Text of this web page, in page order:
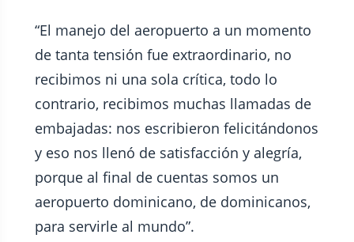
“El manejo del aeropuerto a un momento
de tanta tensión fue extraordinario, no
recibimos ni una sola crítica, todo lo
contrario, recibimos muchas llamadas de
embajadas: nos escribieron felicitándonos
y eso nos llenó de satisfacción y alegría,
porque al final de cuentas somos un
aeropuerto dominicano, de dominicanos,
para servirle al mundo”.